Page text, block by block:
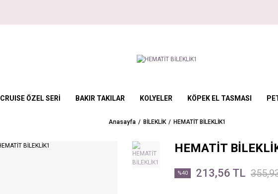
CRUISE ÖZEL SERİ BAKIR TAKILAR KOLYELER KÖPEK EL TASMASI
Anasayfa BİLEKLİK HEMATİT BİLEKLİK1
HEMATİT
%40 213,56 TL